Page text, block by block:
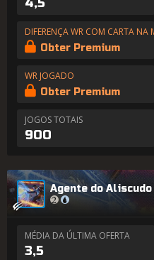
DIFERENÇA WR COM CARTA NA
Obter Premium
WR JOGADO
Obter Premium
JOGOS TOTAIS
900
Agente do Aliscudo
MÉDIA DA ÚLTIMA OFERTA
3,5